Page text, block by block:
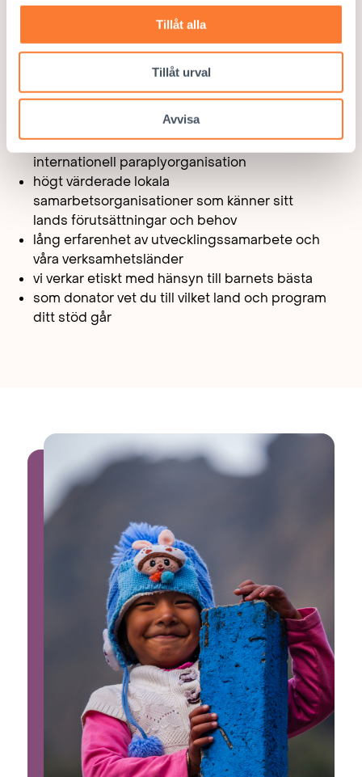
Tillåt alla
Tillåt urval
Avvisa
Varför Interpedia?
obunden finländsk organisation, utan någon
internationell paraplyorganisation
högt värderade lokala
samarbetsorganisationer som känner sitt
lands förutsättningar och behov
lång erfarenhet av utvecklingssamarbete och
våra verksamhetsländer
vi verkar etiskt med hänsyn till barnets bästa
som donator vet du till vilket land och program
ditt stöd går